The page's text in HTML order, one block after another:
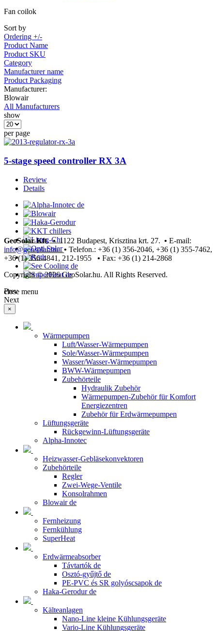
Fan coilok
Sort by
Ordering +/-
Product Name
Product SKU
Category
Manufacturer name
Product Packaging
Manufacturer:
Blowair
All Manufacturers
show
per page
5-stage speed controller RX 3A
Review
Details
Prev
Next
GeoSolar Kft. •1122 Budapest, Krisztina krt. 27. • E-mail:
info@geosolar.hu• Telefon.: +36 (1) 356-2046, +36 (1) 355-7462,
+36 (1) 356-4841, 212-1955 • Fax: +36 (1) 214-2868
Copyright © 2026 GeoSolar.hu. All Rights Reserved.
close menu
×
Wärmepumpen
Luft/Wasser-Wärmepumpen
Sole/Wasser-Wärmepumpen
Wasser/Wasser-Wärmepumpen
BWW-Wärmepumpen
Zubehörteile
Hydraulik Zubehör
Wärmepumpen-Zubehör für Komfort
Energiezentren
Zubehör für Erdwärmepumpen
Lüftungsgeräte
Rückgewinn-Lüftungsgeräte
Alpha-Innotec
Heizwasser-Gebläsekonvektoren
Zubehörteile
Regler
Zwei-Wege-Ventile
Konsolrahmen
Blowair de
Fernheizung
Fernkühlung
SuperHeat
Erdwärmeabsorber
Távtartók de
Osztó-gyűjtő de
PE-PVC és SR golyóscsapok de
Haka-Gerodur de
Kälteanlagen
Nano-Line kleine Kühlungsgeräte
Vario-Line Kühlungsgeräte